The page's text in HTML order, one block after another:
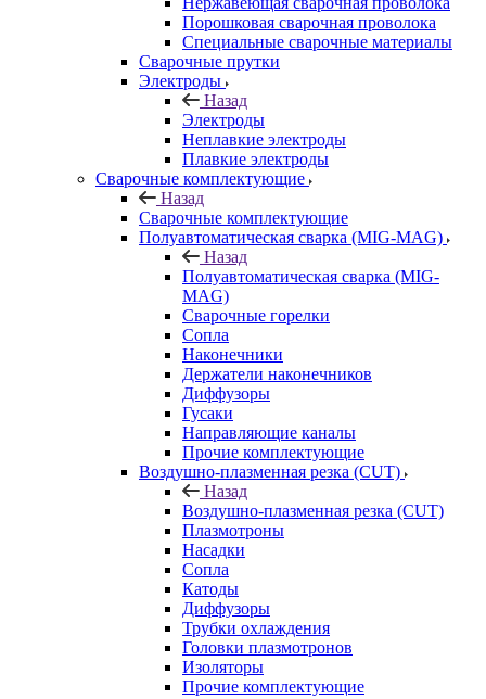
Порошковая сварочная проволока
Специальные сварочные материалы
Сварочные прутки
Электроды
Назад
Электроды
Неплавкие электроды
Плавкие электроды
Сварочные комплектующие
Назад
Сварочные комплектующие
Полуавтоматическая сварка (MIG-MAG)
Назад
Полуавтоматическая сварка (MIG-
MAG)
Сварочные горелки
Сопла
Наконечники
Держатели наконечников
Диффузоры
Гусаки
Направляющие каналы
Прочие комплектующие
Воздушно-плазменная резка (CUT)
Назад
Воздушно-плазменная резка (CUT)
Плазмотроны
Насадки
Сопла
Катоды
Диффузоры
Трубки охлаждения
Головки плазмотронов
Изоляторы
Прочие комплектующие